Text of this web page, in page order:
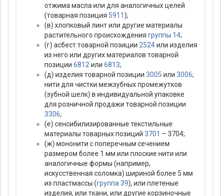
отжима масла или для аналогичных целей
(товарная позиция 5911);
(в) хлопковый линт или другие материалы
растительного происхождения группы 14;
(г) асбест товарной позиции 2524или изделия
из него или других материалов товарной
позиции 6812 или 6813;
(д) изделия товарной позиции 3005 или 3006;
нити для чистки межзубных промежутков
(зубной шелк) в индивидуальной упаковке
для розничной продажи товарной позиции
3306;
(е) сенсибилизированные текстильные
материалы товарных позиций 3701 – 3704;
(ж) мононити с поперечным сечением
размером более 1 мм или плоские нити или
аналогичные формы (например,
искусственная соломка) шириной более 5 мм
из пластмассы (группа 39), или плетеные
изделия, или ткани, или другие корзиночные